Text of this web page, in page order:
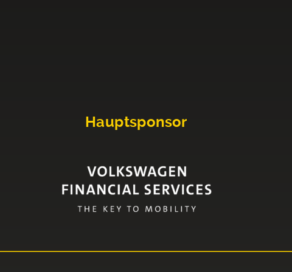
Hauptsponsor